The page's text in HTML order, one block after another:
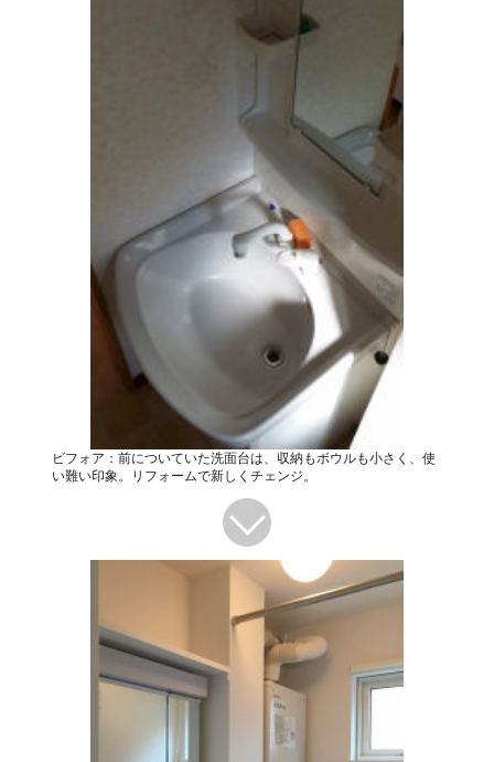
ビフォア：前についていた洗面台は、収納もボウルも小さく、使
い難い印象。リフォームで新しくチェンジ。